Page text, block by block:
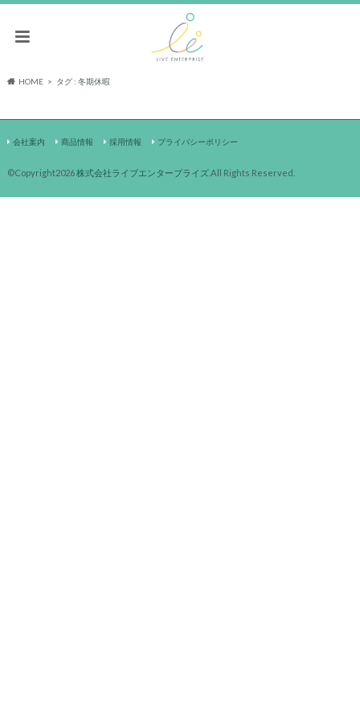
HOME タグ : 冬期休暇
会社案内 商品情報 採用情報 プライバシーポリシー
©Copyright2026株式会社ライブエンタープライズ.All Rights Reserved.